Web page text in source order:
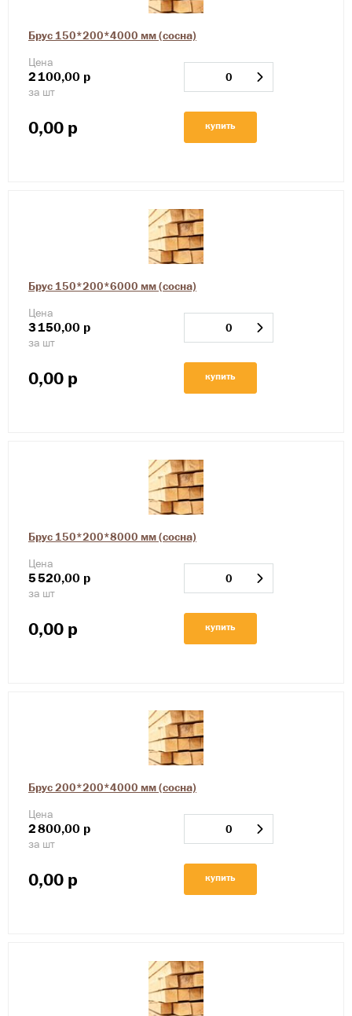
Брус 150*200*4000 мм (сосна)
Цена
2100,00 р
за шт
0,00 р купить
Брус 150*200*6000 мм (сосна)
Цена
3150,00 р
за шт
0,00 р купить
Брус 150*200*8000 мм (сосна)
Цена
5520,00 р
за шт
0,00 р купить
Брус 200*200*4000 мм (сосна)
Цена
2800,00 р
за шт
0,00 р купить